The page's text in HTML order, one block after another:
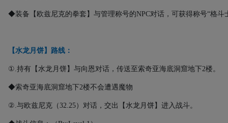
◆装备【欧兹尼克的拳套】与管理称号的NPC对话，可获得称号“格斗
【水龙月饼】路线：
①.持有【水龙月饼】与向恩对话，传送至索奇亚海底洞窟地下2楼。
◆索奇亚海底洞窟地下2楼不会遭遇魔物
②.与欧兹尼克（32.25）对话，交出【水龙月饼】进入战斗。